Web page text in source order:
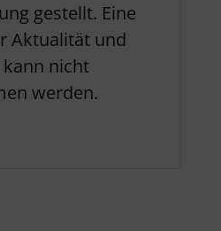
gestellt. Eine
Aktualität und
nicht
werden.